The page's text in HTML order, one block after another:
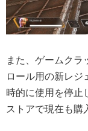
また、ゲームク
ロール用の新レ
時的に使用を停止
ストアで現在も購